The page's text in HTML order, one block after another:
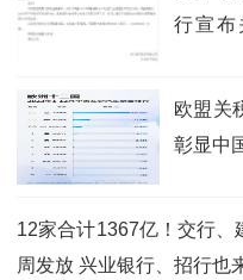
行宣布
欧盟关
彰显中
12家合计1367亿！交行
周发放 兴业银行、招行也